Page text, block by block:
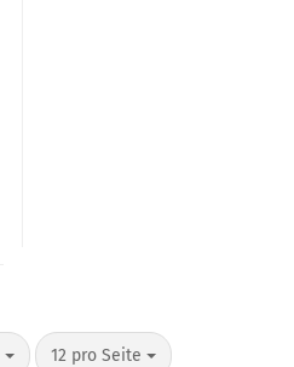
12 pro Seite